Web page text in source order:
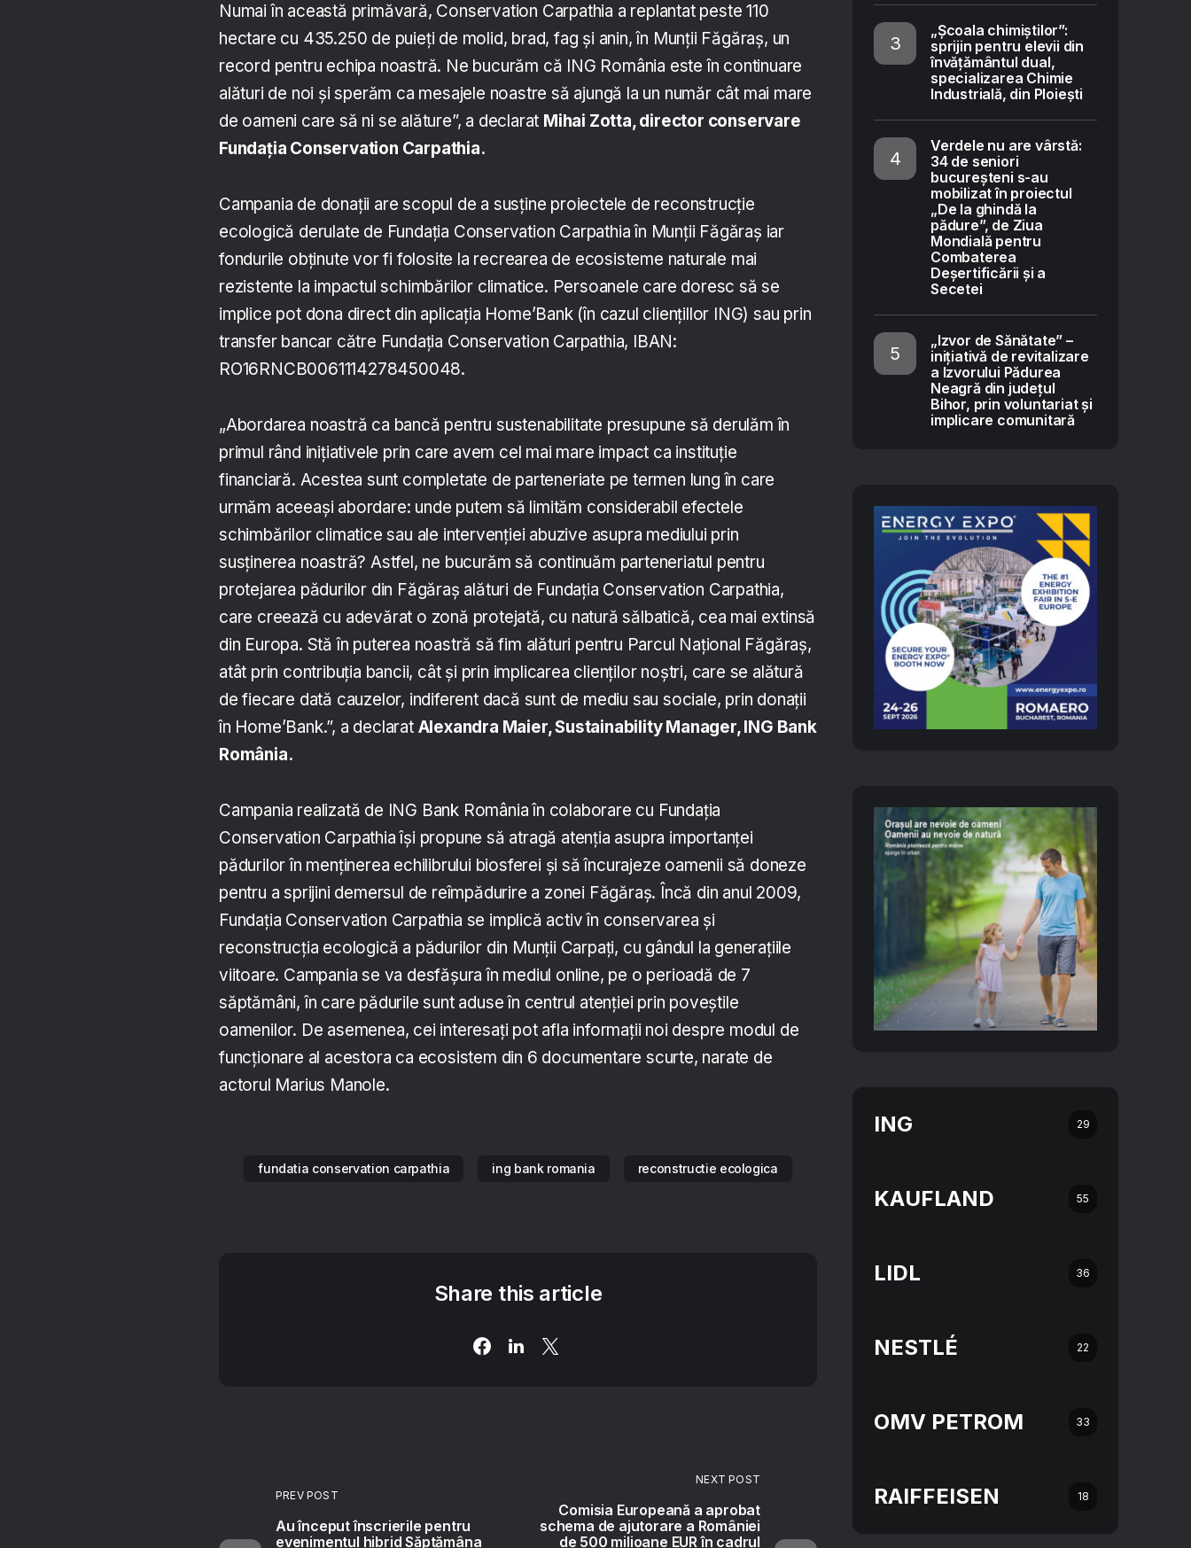
Numai în această primăvară, Conservation Carpathia a replantat peste 110
hectare cu 435.250 de puieți de molid, brad, fag și anin, în Munții Făgăraș, un
record pentru echipa noastră. Ne bucurăm că ING România este în continuare
alături de noi și sperăm ca mesajele noastre să ajungă la un număr cât mai mare
de oameni care să ni se alăture”, a declarat Mihai Zotta, director conservare
Fundația Conservation Carpathia.
Campania de donații are scopul de a susține proiectele de reconstrucție
ecologică derulate de Fundația Conservation Carpathia în Munții Făgăraș iar
fondurile obținute vor fi folosite la recrearea de ecosisteme naturale mai
rezistente la impactul schimbărilor climatice. Persoanele care doresc să se
implice pot dona direct din aplicația Home’Bank (în cazul cliențillor ING) sau prin
transfer bancar către Fundația Conservation Carpathia, IBAN:
RO16RNCB0061114278450048.
„Abordarea noastră ca bancă pentru sustenabilitate presupune să derulăm în
primul rând inițiativele prin care avem cel mai mare impact ca instituție
financiară. Acestea sunt completate de parteneriate pe termen lung în care
urmăm aceeași abordare: unde putem să limităm considerabil efectele
schimbărilor climatice sau ale intervenției abuzive asupra mediului prin
susținerea noastră? Astfel, ne bucurăm să continuăm parteneriatul pentru
protejarea pădurilor din Făgăraș alături de Fundația Conservation Carpathia,
care creează cu adevărat o zonă protejată, cu natură sălbatică, cea mai extinsă
din Europa. Stă în puterea noastră să fim alături pentru Parcul Național Făgăraș,
atât prin contribuția bancii, cât și prin implicarea clienților noștri, care se alătură
de fiecare dată cauzelor, indiferent dacă sunt de mediu sau sociale, prin donații
în Home’Bank.”, a declarat Alexandra Maier, Sustainability Manager, ING Bank
România.
Campania realizată de ING Bank România în colaborare cu Fundația
Conservation Carpathia își propune să atragă atenția asupra importanței
pădurilor în menținerea echilibrului biosferei și să încurajeze oamenii să doneze
pentru a sprijini demersul de reîmpădurire a zonei Făgăraș. Încă din anul 2009,
Fundația Conservation Carpathia se implică activ în conservarea și
reconstrucția ecologică a pădurilor din Munții Carpați, cu gândul la generațiile
viitoare. Campania se va desfășura în mediul online, pe o perioadă de 7
săptămâni, în care pădurile sunt aduse în centrul atenției prin poveștile
oamenilor. De asemenea, cei interesați pot afla informații noi despre modul de
funcționare al acestora ca ecosistem din 6 documentare scurte, narate de
actorul Marius Manole.
fundatia conservation carpathia ing bank romania reconstructie ecologica
Share this article
PREV POST
Au început înscrierile pentru
evenimentul hibrid Săptămâna
NEXT POST
Comisia Europeană a aprobat
schema de ajutorare a României
de 500 milioane EUR în cadrul
„Școala chimiștilor”:
sprijin pentru elevii din
învățământul dual,
specializarea Chimie
Industrială, din Ploiești
Verdele nu are vârstă:
34 de seniori
bucureșteni s-au
mobilizat în proiectul
„De la ghindă la
pădure”, de Ziua
Mondială pentru
Combaterea
Deșertificării și a
Secetei
„Izvor de Sănătate” –
inițiativă de revitalizare
a Izvorului Pădurea
Neagră din județul
Bihor, prin voluntariat și
implicare comunitară
ING 29
KAUFLAND 55
LIDL 36
NESTLÉ 22
OMV PETROM 33
RAIFFEISEN 18